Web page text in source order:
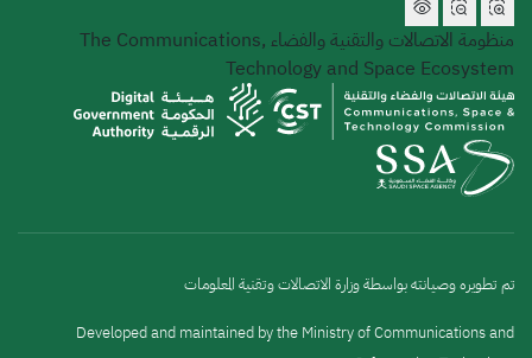
منظومة الاتصالات والتقنية والفضاء The Communications,
Technology and Space Ecosystem
تم تطويره وصيانته بواسطة وزارة الاتصالات وتقنية المعلومات
Developed and maintained by the Ministry of Communications and